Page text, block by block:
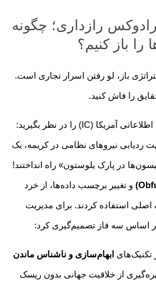
رازداری؛ چگونه
را باز کنیم؟
باز، لو رفتن اسرار تجاری است.
را فاش کنید.
یک مثال هوشمندانه از جامعه اطلاعاتی آمریکا (IC) را در نظر بگیرید:
ردیابی نیروهای نظامی در کریمه، یک
در پارک یلوستون» راه انداختند!
و تغییر برچسب داده‌ها، از خرد
استفاده کردند. برای مدیریت
بر اساس سه فاز تصمیم‌گیری کرد:
تکنیک‌های ابهام‌سازی و ناشناس ماندن
از خلاقیت جهانی بدون ریسک